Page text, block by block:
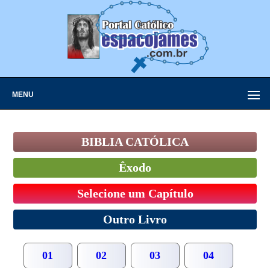
MENU
BIBLIA CATÓLICA
Êxodo
Selecione um Capítulo
Outro Livro
01 02 03 04